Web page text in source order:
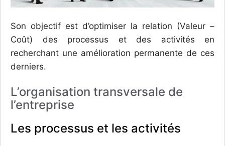
Son objectif est d’optimiser la relation (Valeur –
Coût) des processus et des activités en
recherchant une amélioration permanente de ces
derniers.
L’organisation transversale de
l’entreprise
Les processus et les activités